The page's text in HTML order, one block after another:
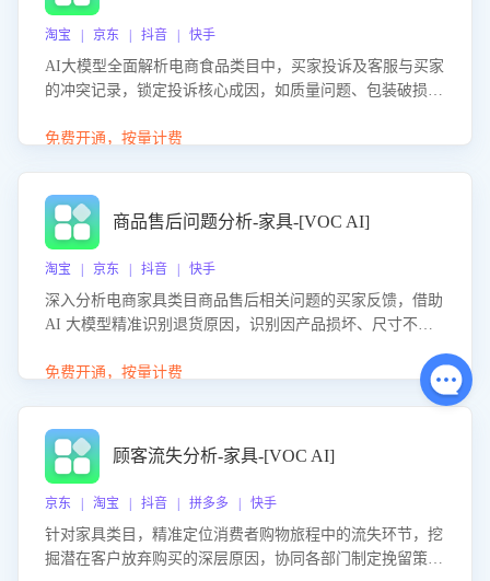
淘宝 | 京东 | 抖音 | 快手
AI大模型全面解析电商食品类目中，买家投诉及客服与买家
的冲突记录，锁定投诉核心成因，如质量问题、包装破损
置差评防控，提升客户满意度。
免费开通，按量计费
商品售后问题分析-家具-[VOC AI]
淘宝 | 京东 | 抖音 | 快手
深入分析电商家具类目商品售后相关问题的买家反馈，借助
AI 大模型精准识别退货原因，识别因产品损坏、尺寸不符
力商家优化产品或服务，实现销售额的显著提升。
免费开通，按量计费
顾客流失分析-家具-[VOC AI]
京东 | 淘宝 | 抖音 | 拼多多 | 快手
针对家具类目，精准定位消费者购物旅程中的流失环节，挖
掘潜在客户放弃购买的深层原因，协同各部门制定挽留策